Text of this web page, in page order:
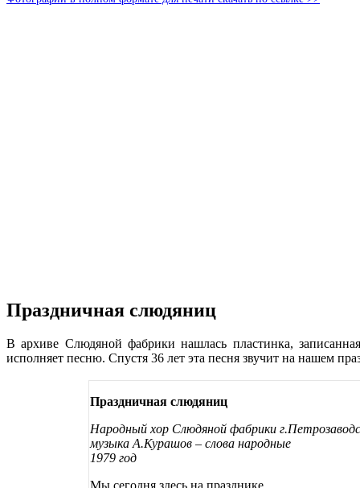
Праздничная слюдяниц
В архиве Слюдяной фабрики нашлась пластинка,
исполняет песню. Спустя 36 лет эта песня звучит на нашем
Праздничная слюдяниц
Народный хор Слюдяной фабрики
музыка А.Курашов – слова народные
1979 год